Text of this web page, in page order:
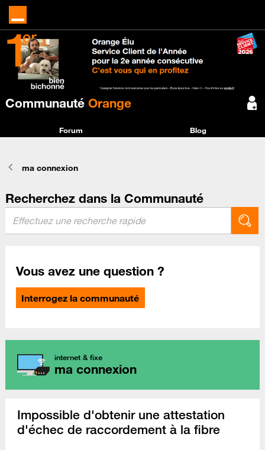
Communauté Orange
Forum Blog
ma connexion
Recherchez dans la Communauté
Vous avez une question ?
Interrogez la communauté
internet & fixe
ma connexion
Impossible d'obtenir une attestation
d'échec de raccordement à la fibre